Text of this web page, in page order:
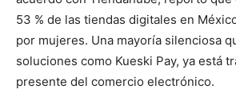
53 % de las tiendas digitales en
por mujeres. Una mayoría silenciosa
soluciones como Kueski Pay, ya está
presente del comercio electrónico.